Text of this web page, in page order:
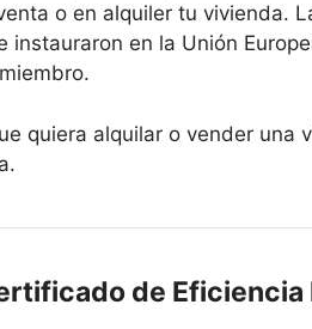
o en alquiler tu vivienda.
instauraron en la Unión
quiera alquilar o vender
de Eficiencia